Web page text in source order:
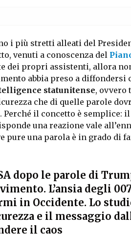
i più stretti alleati del
venuti a conoscenza del
dei propri assistenti, allora non
abbia preso a diffondersi
statunitense, ovvero
che di quelle parole
Perché il concetto è semplice:
una reazione vale
pure una parola è in grado di
dopo le parole di
L’ansia degli
in Occidente. Lo
e il messaggio
il caos